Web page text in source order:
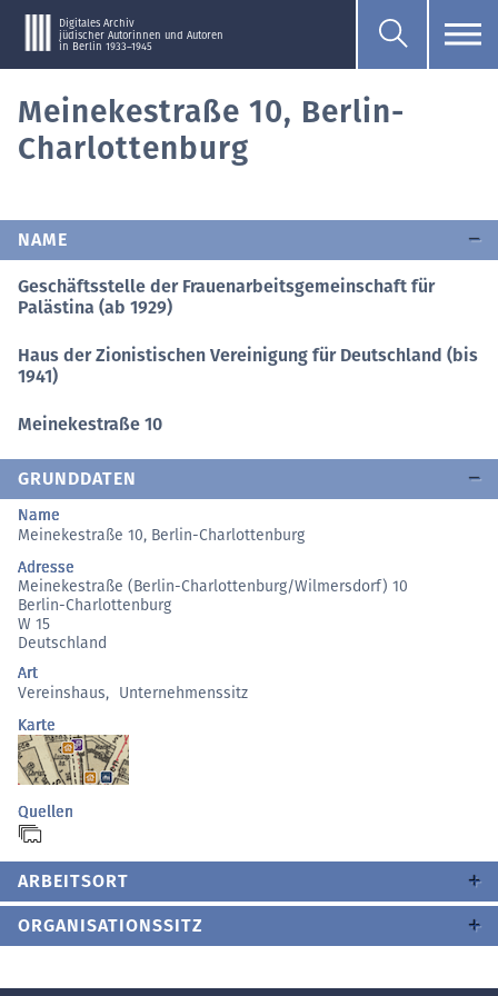
Digitales Archiv
jüdischer Autorinnen und Autoren
in Berlin 1933–1945
Meinekestraße 10, Berlin-
Charlottenburg
NAME
Geschäftsstelle der Frauenarbeitsgemeinschaft für
Palästina (ab 1929)
Haus der Zionistischen Vereinigung für Deutschland (bis
1941)
Meinekestraße 10
GRUNDDATEN
Name
Meinekestraße 10, Berlin-Charlottenburg
Adresse
Meinekestraße (Berlin-Charlottenburg/Wilmersdorf) 10
Berlin-Charlottenburg
W 15
Deutschland
Art
Vereinshaus, Unternehmenssitz
Karte
Quellen
ARBEITSORT
ORGANISATIONSSITZ